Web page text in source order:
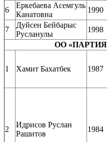
6
Еркебаева Асемгуль
Канатовна
1990
7
Дуйсен Бейбарыс
Русланулы
1998
ОО «ПАРТИЯ
1 Хамит Бахатбек 1987
2
Идрисов Руслан
Рашитов
1984